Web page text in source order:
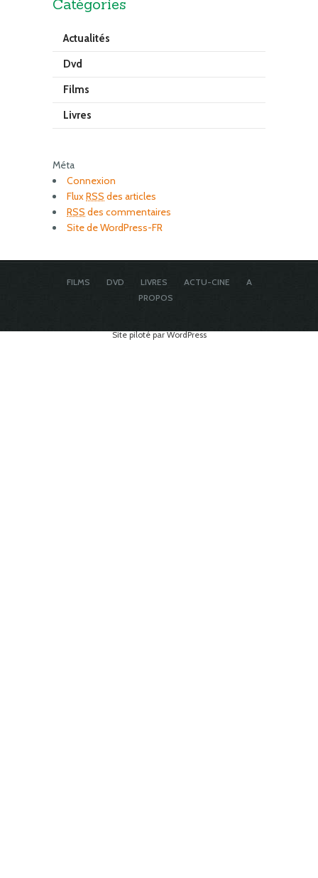
Catégories
Actualités
Dvd
Films
Livres
Méta
Connexion
FluxRSS des articles
RSS des commentaires
Site de WordPress-FR
FILMS DVD LIVRES ACTU-CINE
A
PROPOS
Site piloté par WordPress